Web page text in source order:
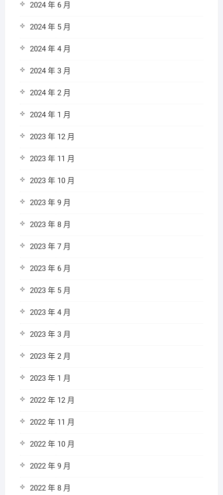
2024 年 6 月
2024 年 5 月
2024 年 4 月
2024 年 3 月
2024 年 2 月
2024 年 1 月
2023 年 12 月
2023 年 11 月
2023 年 10 月
2023 年 9 月
2023 年 8 月
2023 年 7 月
2023 年 6 月
2023 年 5 月
2023 年 4 月
2023 年 3 月
2023 年 2 月
2023 年 1 月
2022 年 12 月
2022 年 11 月
2022 年 10 月
2022 年 9 月
2022 年 8 月